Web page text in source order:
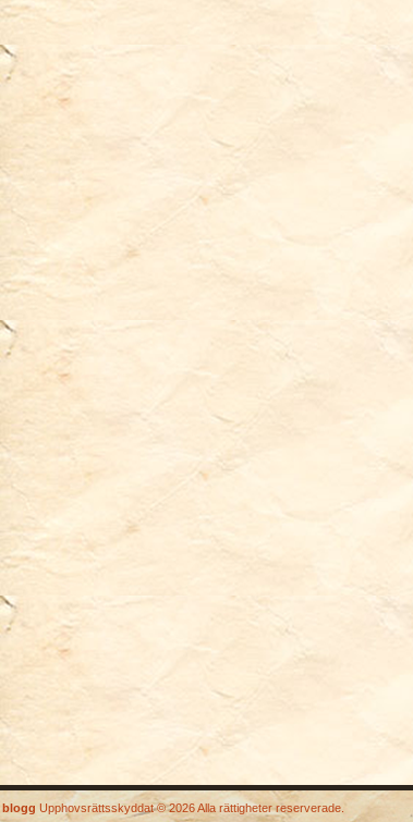
blogg Upphovsrättsskyddat © 2026 Alla rättigheter reserverade.